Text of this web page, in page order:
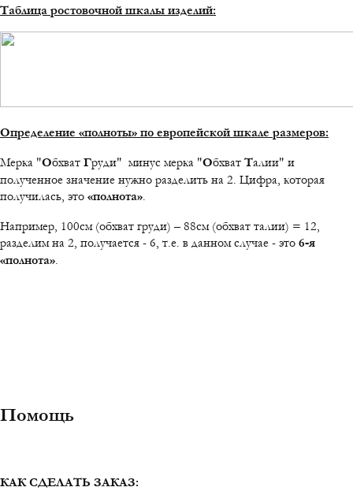
Таблица ростовочной шкалы изделий:
Определение «полноты» по европейской шкале размеров:
Мерка "ОбхватГруди" минус мерка "ОбхватТалии" и
полученное значение нужно разделить на 2. Цифра, которая
получилась, это«полнота».
Например, 100см (обхват груди) – 88см (обхват талии) = 12,
разделим на 2, получается - 6, т.е. в данном случае - это6-я
«полнота».
Помощь
КАК СДЕЛАТЬ ЗАКАЗ: